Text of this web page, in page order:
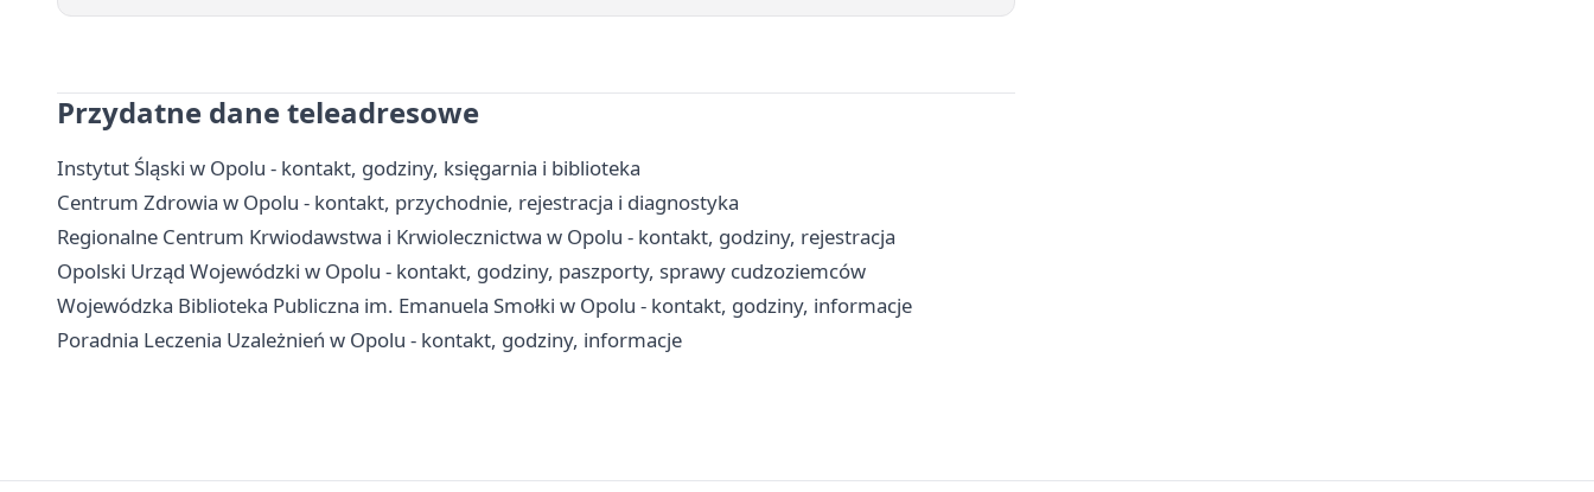
Przydatne dane teleadresowe
Instytut Śląski w Opolu - kontakt, godziny, księgarnia i biblioteka
Centrum Zdrowia w Opolu - kontakt, przychodnie, rejestracja i diagnostyka
Regionalne Centrum Krwiodawstwa i Krwiolecznictwa w Opolu - kontakt, godziny, rejestracja
Opolski Urząd Wojewódzki w Opolu - kontakt, godziny, paszporty, sprawy cudzoziemców
Wojewódzka Biblioteka Publiczna im. Emanuela Smołki w Opolu - kontakt, godziny, informacje
Poradnia Leczenia Uzależnień w Opolu - kontakt, godziny, informacje